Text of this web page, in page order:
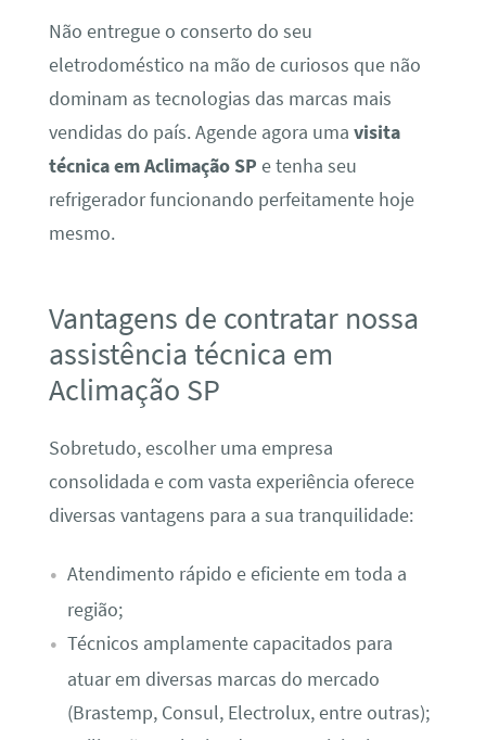
Não entregue o conserto do seu
eletrodoméstico na mão de curiosos que não
dominam as tecnologias das marcas mais
vendidas do país. Agende agora uma visita
técnica em Aclimação SP e tenha seu
refrigerador funcionando perfeitamente hoje
mesmo.
Vantagens de contratar nossa
assistência técnica em
Aclimação SP
Sobretudo, escolher uma empresa
consolidada e com vasta experiência oferece
diversas vantagens para a sua tranquilidade:
Atendimento rápido e eficiente em toda a
região;
Técnicos amplamente capacitados para
atuar em diversas marcas do mercado
(Brastemp, Consul, Electrolux, entre outras);